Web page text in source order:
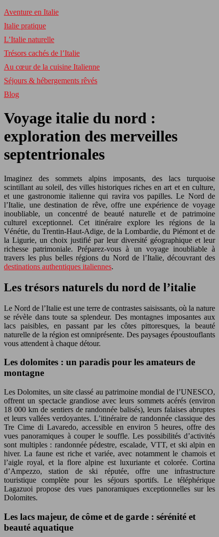
Aventure en Italie
Italie pratique
L’Italie naturelle
Trésors cachés de l’Italie
Au cœur de la cuisine Italienne
Séjours & hébergements rêvés
Blog
Voyage italie du nord :
exploration des merveilles
septentrionales
Imaginez des sommets alpins imposants, des lacs turquoise
scintillant au soleil, des villes historiques riches en art et en culture,
et une gastronomie italienne qui ravira vos papilles. Le Nord de
l’Italie, une destination de rêve, offre une expérience de voyage
inoubliable, un concentré de beauté naturelle et de patrimoine
culturel exceptionnel. Cet itinéraire explore les régions de la
Vénétie, du Trentin-Haut-Adige, de la Lombardie, du Piémont et de
la Ligurie, un choix justifié par leur diversité géographique et leur
richesse patrimoniale. Préparez-vous à un voyage inoubliable à
travers les plus belles régions du Nord de l’Italie, découvrant des
destinations authentiques italiennes.
Les trésors naturels du nord de l’italie
Le Nord de l’Italie est une terre de contrastes saisissants, où la nature
se révèle dans toute sa splendeur. Des montagnes imposantes aux
lacs paisibles, en passant par les côtes pittoresques, la beauté
naturelle de la région est omniprésente. Des paysages époustouflants
vous attendent à chaque détour.
Les dolomites : un paradis pour les amateurs de
montagne
Les Dolomites, un site classé au patrimoine mondial de l’UNESCO,
offrent un spectacle grandiose avec leurs sommets acérés (environ
18 000 km de sentiers de randonnée balisés), leurs falaises abruptes
et leurs vallées verdoyantes. L’itinéraire de randonnée classique des
Tre Cime di Lavaredo, accessible en environ 5 heures, offre des
vues panoramiques à couper le souffle. Les possibilités d’activités
sont multiples : randonnée pédestre, escalade, VTT, et ski alpin en
hiver. La faune est riche et variée, avec notamment le chamois et
l’aigle royal, et la flore alpine est luxuriante et colorée. Cortina
d’Ampezzo, station de ski réputée, offre une infrastructure
touristique complète pour les séjours sportifs. Le téléphérique
Lagazuoi propose des vues panoramiques exceptionnelles sur les
Dolomites.
Les lacs majeur, de côme et de garde : sérénité et
beauté aquatique